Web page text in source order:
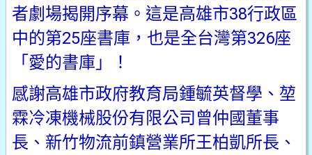
者劇場揭開序幕。這是高雄市38行政區
中的第25座書庫，也是全台灣第326座
「愛的書庫」！
感謝高雄市政府教育局鍾毓英督學、堃
霖冷凍機械股份有限公司曾仲國董事
長、新竹物流前鎮營業所王柏凱所長、